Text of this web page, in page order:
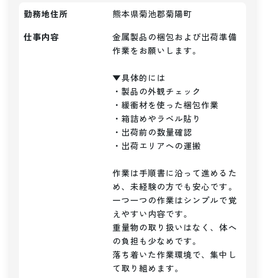
勤務地住所
熊本県菊池郡菊陽町
仕事内容
金属製品の梱包および出荷準備
作業をお願いします。
▼具体的には
・製品の外観チェック
・緩衝材を使った梱包作業
・箱詰めやラベル貼り
・出荷前の数量確認
・出荷エリアへの運搬
作業は手順書に沿って進めるた
め、未経験の方でも安心です。
一つ一つの作業はシンプルで覚
えやすい内容です。
重量物の取り扱いはなく、体へ
の負担も少なめです。
落ち着いた作業環境で、集中し
て取り組めます。